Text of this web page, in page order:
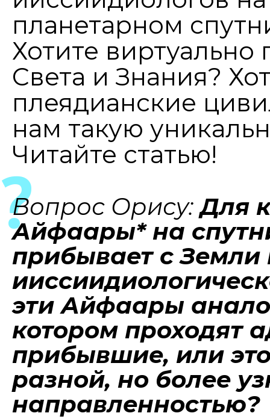
планетарном
Хотите виртуально
Света и Знания?
плеядианские
нам такую
Читайте статью!
Вопрос Орису:Для
Айфаары* на
прибывает с Земли
эти Айфаары
котором проходят
прибывшие, или
разной, но более
направленностью?